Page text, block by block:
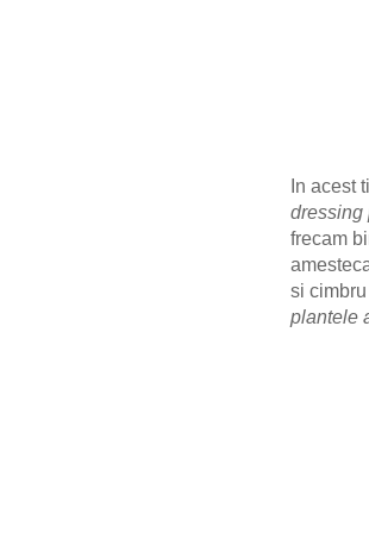
In acest
dressing
frecam
si
plantele